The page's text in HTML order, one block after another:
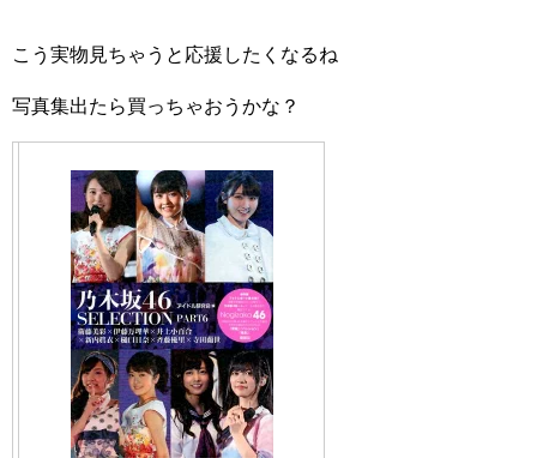
こう実物見ちゃうと応援したくなるね
写真集出たら買っちゃおうかな？